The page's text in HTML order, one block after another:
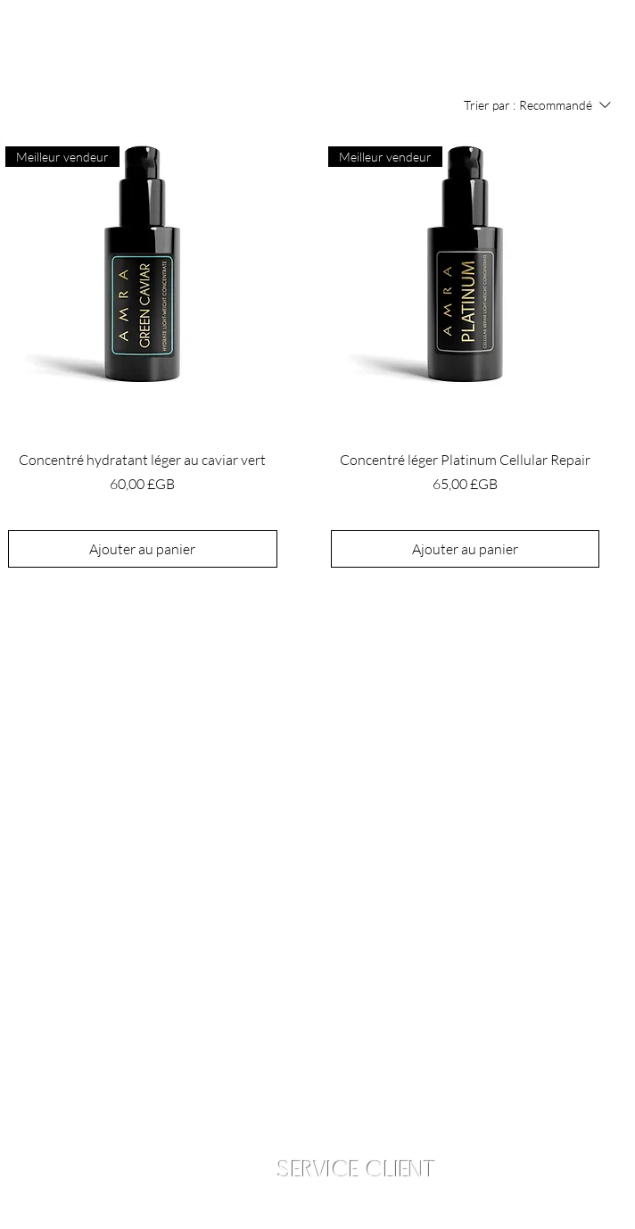
Trier par : Recommandé
Meilleur vendeur
Concentré hydratant léger au caviar vert
Prix
60,00 £GB
Ajouter au panier
Meilleur vendeur
Concentré léger Platinum Cellular Repair
Prix
65,00 £GB
Ajouter au panier
SERVICE CLIENT